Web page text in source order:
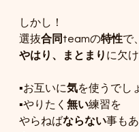
しかし！
選抜合同 teamの特性で、
やはり、まとまり に欠け
▪️お互いに気を使うでし
▪️やりたく 無い練習を
やらねばならない事も